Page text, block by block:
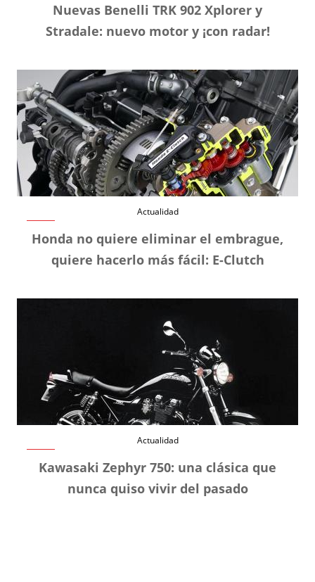
Nuevas Benelli TRK 902 Xplorer y
Stradale: nuevo motor y ¡con radar!
Actualidad
Honda no quiere eliminar el embrague,
quiere hacerlo más fácil: E-Clutch
Actualidad
Kawasaki Zephyr 750: una clásica que
nunca quiso vivir del pasado